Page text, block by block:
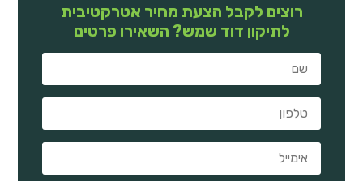
רוצים לקבל הצעת מחיר אטרקטיבית
לתיקון דוד שמש? השאירו פרטים